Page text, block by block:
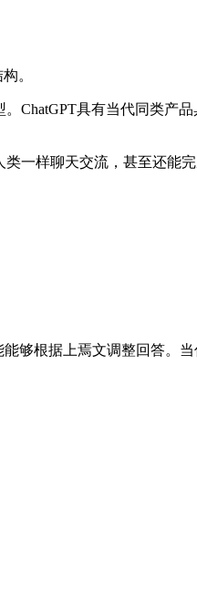
。
ChatGPT具有当代同类产
一样聊天交流，甚至还能
够根据上焉文调整回答。